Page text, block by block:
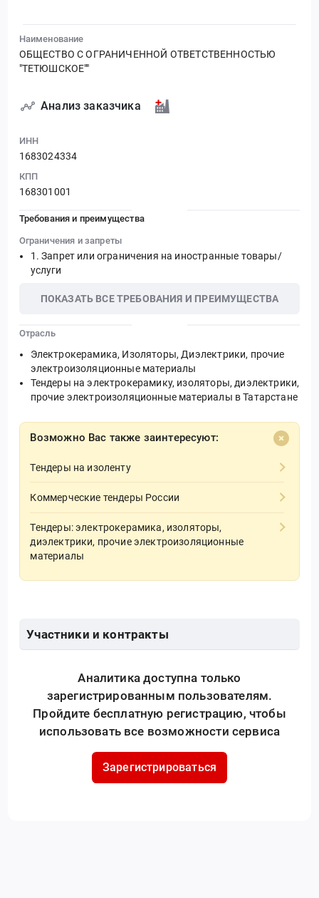
Наименование
ОБЩЕСТВО С ОГРАНИЧЕННОЙ ОТВЕТСТВЕННОСТЬЮ
"ТЕТЮШСКОЕ""
Анализ заказчика
ИНН
1683024334
КПП
168301001
Требования и преимущества
Ограничения и запреты
Запрет или ограничения на иностранные товары/
услуги
ПОКАЗАТЬ ВСЕ ТРЕБОВАНИЯ И ПРЕИМУЩЕСТВА
Отрасль
Электрокерамика, Изоляторы, Диэлектрики, прочие
электроизоляционные материалы
Тендеры на электрокерамику, изоляторы, диэлектрики,
прочие электроизоляционные материалы в Татарстане
Возможно Вас также заинтересуют:
Тендеры на изоленту
Коммерческие тендеры России
Тендеры: электрокерамика, изоляторы,
диэлектрики, прочие электроизоляционные
материалы
Участники и контракты
Аналитика доступна только
зарегистрированным пользователям.
Пройдите бесплатную регистрацию, чтобы
использовать все возможности сервиса
Зарегистрироваться